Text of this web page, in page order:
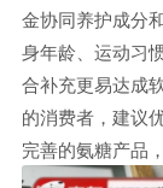
金协同养护成分
身年龄、运动习
合补充更易达成
的消费者，建议
完善的氨糖产品